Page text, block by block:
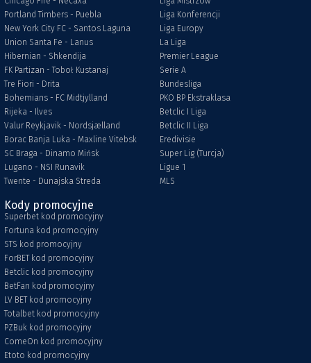
Portland Timbers - Puebla
New York City FC - Santos Laguna
Union Santa Fe - Lanus
Hibernian - Shkendija
FK Partizan - Toboł Kustanaj
Tre Fiori - Drita
Bohemians - FC Midtjylland
Rijeka - Ilves
Valur Reykjavik - Nordsjælland
Borac Banja Luka - Maxline Vitebsk
SC Braga - Dinamo Mińsk
Lugano - NSI Runavik
Twente - Dunajska Streda
Liga Konferencji
Liga Europy
La Liga
Premier League
Serie A
Bundesliga
PKO BP Ekstraklasa
Betclic I Liga
Betclic II Liga
Eredivisie
Super Lig (Turcja)
Ligue 1
MLS
Kody promocyjne
Superbet kod promocyjny
Fortuna kod promocyjny
STS kod promocyjny
ForBET kod promocyjny
Betclic kod promocyjny
BetFan kod promocyjny
LV BET kod promocyjny
Totalbet kod promocyjny
PZBuk kod promocyjny
ComeOn kod promocyjny
Etoto kod promocyjny